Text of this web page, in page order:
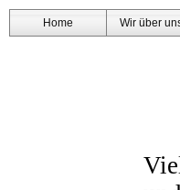
Home Wir über